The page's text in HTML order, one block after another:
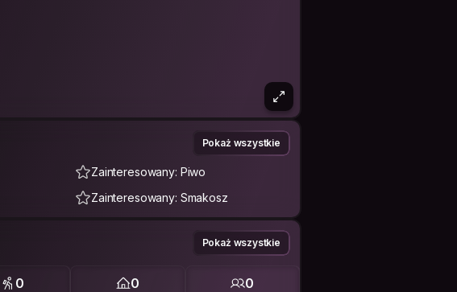
Pokaż wszystkie
Zainteresowany: Piwo
Zainteresowany: Smakosz
Pokaż wszystkie
0 0 0